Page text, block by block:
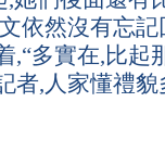
依然沒有忘
,“多實在,比起
者,人家懂禮